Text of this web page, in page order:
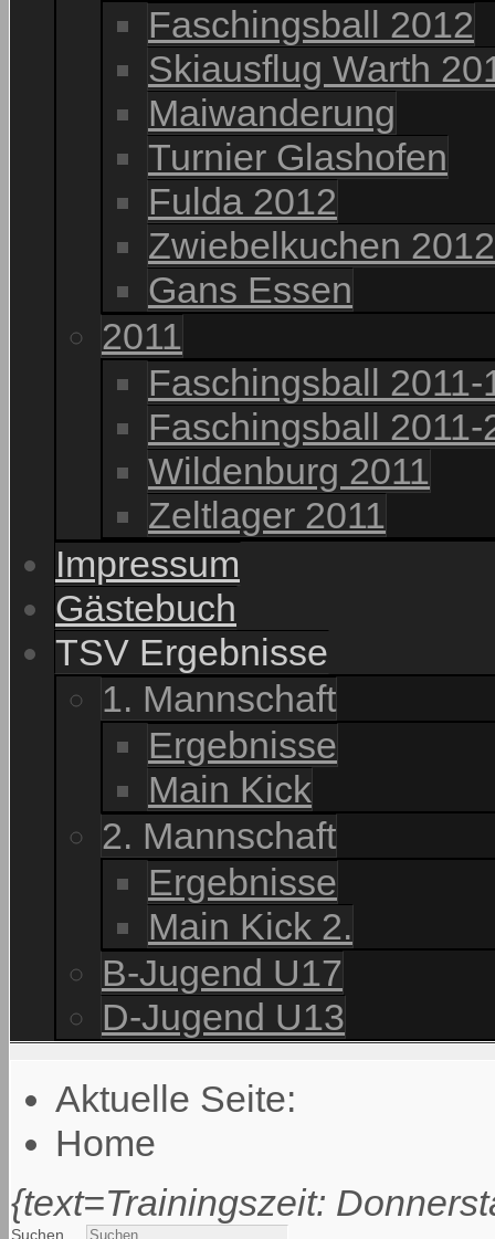
Faschingsball 2012
Skiausflug Warth
Maiwanderung
Turnier Glashofen
Fulda 2012
Zwiebelkuchen 2012
Gans Essen
2011
Faschingsball 2011-
Faschingsball 2011-
Wildenburg 2011
Zeltlager 2011
Impressum
Gästebuch
TSV Ergebnisse
1. Mannschaft
Ergebnisse
Main Kick
2. Mannschaft
Ergebnisse
Main Kick 2.
B-Jugend U17
D-Jugend U13
Aktuelle Seite:
Home
{text=Trainingszeit:
Suchen ...